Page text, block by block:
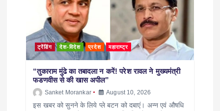
ट्रेंडिंग देश-विदेश प्रदेश महाराष्ट्र
“तुकाराम मुंढे का तबादला न करें! परेश रावल ने मुख्यमंत्री
फडणवीस से की खास अपील”
Sanket Morankar August 10, 2026
इस खबर को सुनने के लिये प्ले बटन को दबाएं। अन्न एवं औषधि